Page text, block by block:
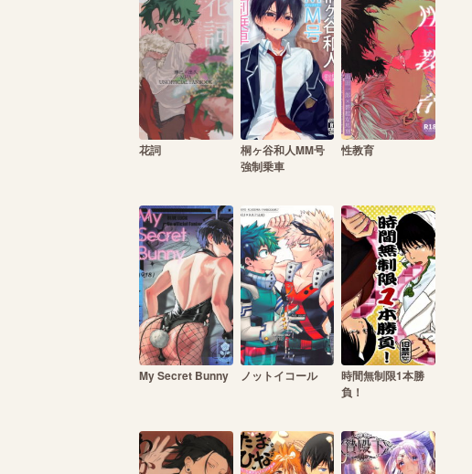
花詞
桐ヶ谷和人MM号
強制乗車
性教育
My Secret Bunny ノットイコール
時間無制限1本勝
負！